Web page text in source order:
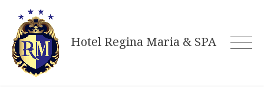
content
Hotel Regina Maria & SPA